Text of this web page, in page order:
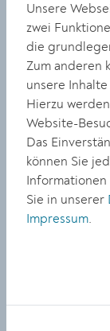
Besonders für
eine
entsorgt,
Künstliche
Chat-Verlauf
Abschluss der
Aichner
an und sorgte
Abends.
Bernhard
Trilogie
bereits über
wurden in 16
Thriller-Reihe,
Unsere
zwei
die
Zum anderen
unsere
Hierzu
Website-
Das
können Sie
Informationen
Sie in unserer
Impressum.